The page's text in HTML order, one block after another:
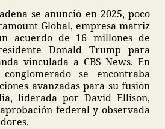
se anunció en 2025, poco
Global, empresa matriz
acuerdo de 16 millones de
Donald Trump para
vinculada a CBS News. En
se encontraba
avanzadas para su fusión
liderada por David Ellison,
federal y observada